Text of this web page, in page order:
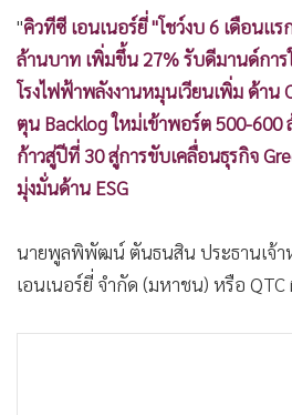
• จีน
• ชุมชน-คุณภาพชีวิต
• อาชญากรรม
• Motoring
• เกม
• วิทยาศาสตร์
• หุ้น
• อินโดจีน
• กองทุนรวม
"คิวทีซี เอนเนอร์ยี่ "โชว์งบ 6 เดือนแร
ล้านบาท เพิ่มขึ้น 27% รับดีมานด์กา
โรงไฟฟ้าพลังงานหมุนเวียนเพิ่ม ด้า
ตุน Backlog ใหม่เข้าพอร์ต 500-
ก้าวสู่ปีที่ 30 สู่การขับเคลื่อนธุรกิจ
มุ่งมั่นด้าน ESG
นายพูลพิพัฒน์ ตันธนสิน ประธานเจ้
เอนเนอร์ยี่ จำกัด (มหาชน) หรือ